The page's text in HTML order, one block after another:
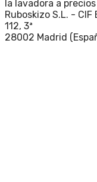
la lavadora a
Ruboskizo S.L. -
112, 3ª
28002 Madrid